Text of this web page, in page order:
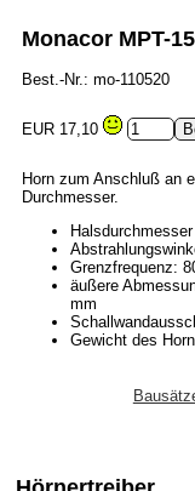
Monacor MPT-
Best.-Nr.: mo-110520
EUR 17,10
Horn zum Anschluß an
Durchmesser.
Grenzfrequenz:
äußere
mm
Gewicht des